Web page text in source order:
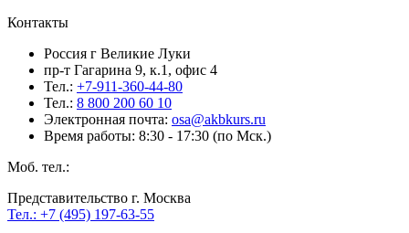
Контакты
Россия г Великие Луки
пр-т Гагарина 9, к.1, офис 4
Тел.: +7-911-360-44-80
Тел.: 8 800 200 60 10
Электронная почта: osa@akbkurs.ru
Время работы: 8:30 - 17:30 (по Мск.)
Моб. тел.:
Представительство г. Москва
Тел.: +7 (495) 197-63-55